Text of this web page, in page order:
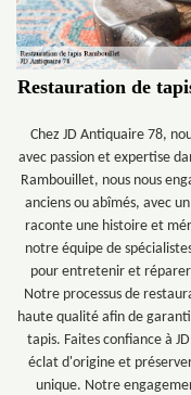
Restauration de
Chez JD Antiquaire 78,
avec passion et expertise
Rambouillet, nous nous
anciens ou abîmés, avec
raconte une histoire et
notre équipe de
pour entretenir et réparer
Notre processus de
haute qualité afin de
tapis. Faites confiance à
éclat d'origine et
unique. Notre